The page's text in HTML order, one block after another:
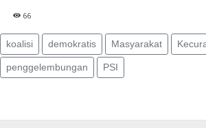
66
koalisi demokratis Masyarakat
penggelembungan PSI